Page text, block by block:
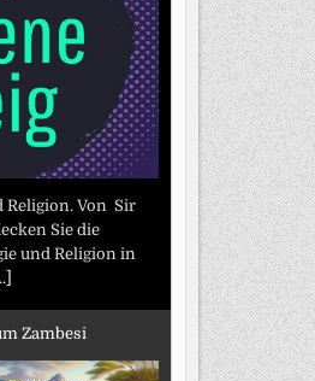
Religion. Von Sir
Sie die
und Religion in
Zambesi